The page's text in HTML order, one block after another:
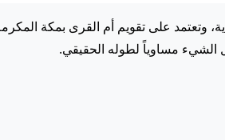
وتعتمد على تقويم أم القرى بمكة
الشيء مساوياً لطوله الحقيقي.